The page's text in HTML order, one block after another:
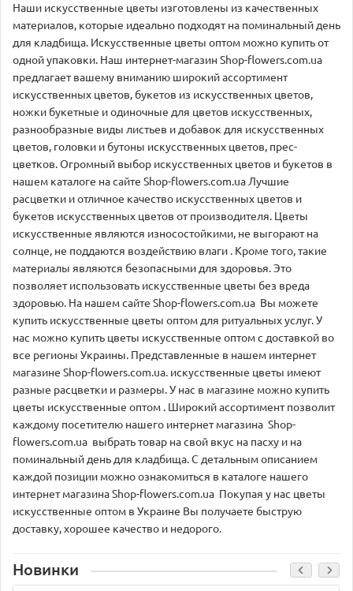
Наши искусственные цветы изготовлены из качественных
материалов, которые идеально подходят на поминальный день
для кладбища. Искусственные цветы оптом можно купить от
одной упаковки. Наш интернет-магазин Shop-flowers.com.ua
предлагает вашему вниманию широкий ассортимент
искусственных цветов, букетов из искусственных цветов,
ножки букетные и одиночные для цветов искусственных,
разнообразные виды листьев и добавок для искусственных
цветов, головки и бутоны искусственных цветов, прес-
цветков. Огромный выбор искусственных цветов и букетов в
нашем каталоге на сайте Shop-flowers.com.ua Лучшие
расцветки и отличное качество искусственных цветов и
букетов искусственных цветов от производителя. Цветы
искусственные являются износостойкими, не выгорают на
солнце, не поддаются воздействию влаги . Кроме того, такие
материалы являются безопасными для здоровья. Это
позволяет использовать искусственные цветы без вреда
здоровью. На нашем сайте Shop-flowers.com.ua Вы можете
купить искусственные цветы оптом для ритуальных услуг. У
нас можно купить цветы искусственные оптом с доставкой во
все регионы Украины. Представленные в нашем интернет
магазине Shop-flowers.com.ua. искусственные цветы имеют
разные расцветки и размеры. У нас в магазине можно купить
цветы искусственные оптом . Широкий ассортимент позволит
каждому посетителю нашего интернет магазина Shop-
flowers.com.ua выбрать товар на свой вкус на пасху и на
поминальный день для кладбища. С детальным описанием
каждой позиции можно ознакомиться в каталоге нашего
интернет магазина Shop-flowers.com.ua Покупая у нас цветы
искусственные оптом в Украине Вы получаете быструю
доставку, хорошее качество и недорого.
Новинки